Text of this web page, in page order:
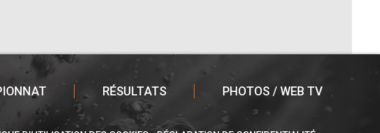
RÉSULTATS PHOTOS / WEB TV